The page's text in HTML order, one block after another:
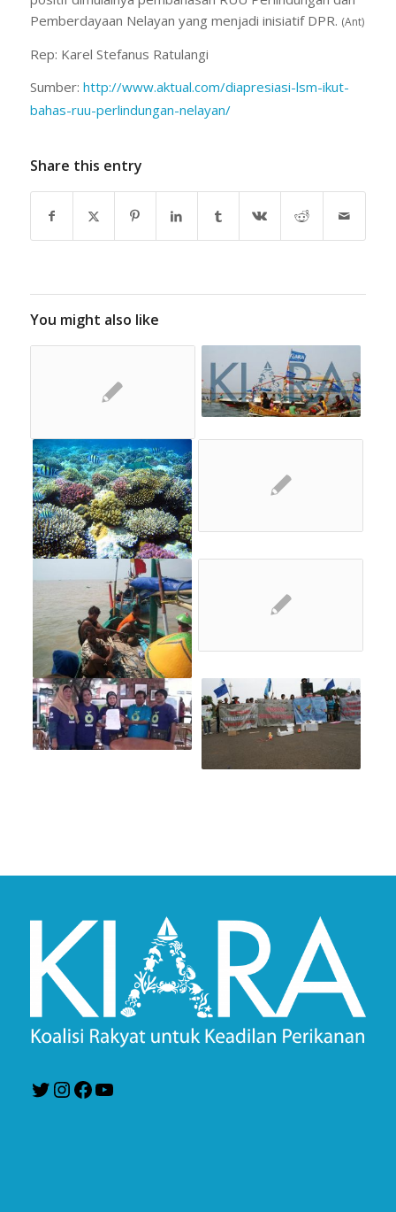
Pemberdayaan Nelayan yang menjadi inisiatif DPR. (Ant)
Rep: Karel Stefanus Ratulangi
Sumber: http://www.aktual.com/diapresiasi-lsm-ikut-
bahas-ruu-perlindungan-nelayan/
Share this entry
You might also like
TwitterInstagram
Facebook